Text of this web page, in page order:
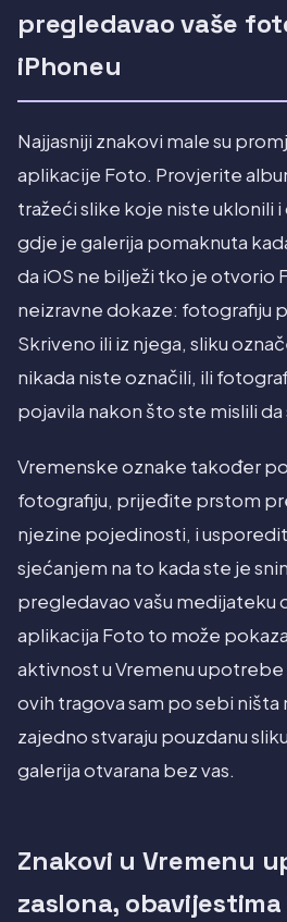
pregledavao vaše
iPhoneu
Najjasniji znakovi male su
aplikacije Foto. Provjerite
tražeći slike koje niste uklonili
gdje je galerija pomaknuta
da iOS ne bilježi tko je otvorio
neizravne dokaze: fotografiju
Skriveno ili iz njega, sliku
nikada niste označili, ili
pojavila nakon što ste mislili da
Vremenske oznake također
fotografiju, prijeđite prstom
njezine pojedinosti, i
sjećanjem na to kada ste je
pregledavao vašu medijateku
aplikacija Foto to može
aktivnost u Vremenu upotrebe
ovih tragova sam po sebi ništa
zajedno stvaraju pouzdanu
galerija otvarana bez vas.
Znakovi u Vremenu
zaslona,